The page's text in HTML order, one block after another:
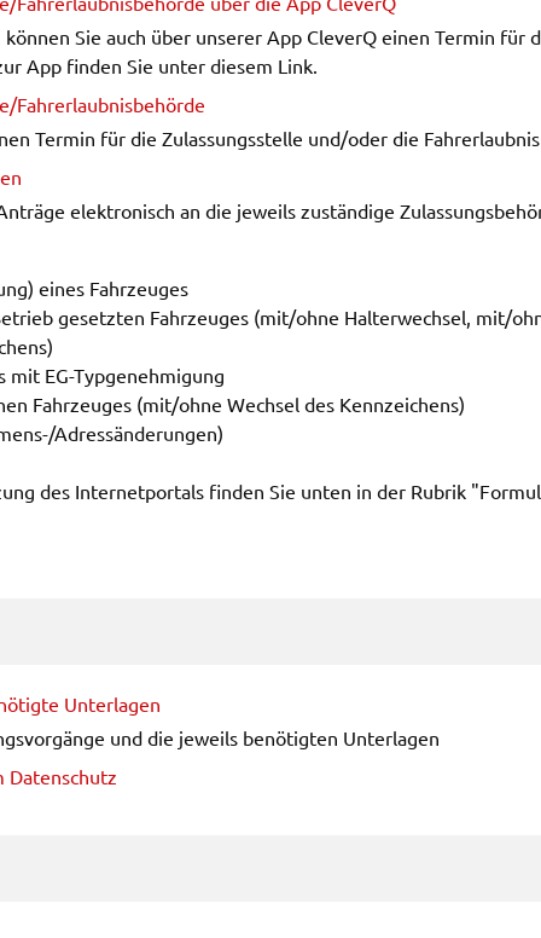
Sie auch über unse­rer App CleverQ einen Termin für
App finden Sie unter diesem Link.
Fahr­erlaub­nis­be­hör­de
Termin für die Zulas­sungs­stel­le und/oder die
elek­tro­nisch an die jeweils zustän­di­ge
eines Fahr­zeu­ges
gesetz­ten Fahr­zeu­ges (mit/ohne Halter­wech­sel, mit/
mit EG-Typge­neh­mi­gung
Fahr­zeu­ges (mit/ohne Wech­sel des Kenn­zei­chens)
Adress­än­de­run­gen)
des Inter­net­por­tals finden Sie unten in der Rubrik
Unter­la­gen
und die jeweils benö­tig­ten Unter­la­gen
Daten­schutz